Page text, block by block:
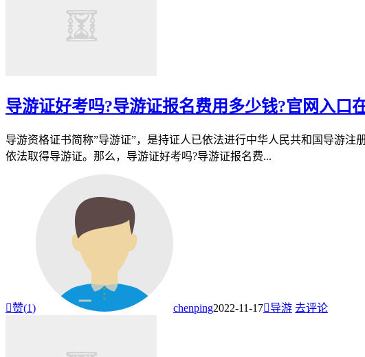
导游证好考吗?导游证报名费用多少钱?官网入口
导游资格证书简称”导游证”，是持证人已依法进行中华人民共和国导游
依法取得导游证。那么，导游证好考吗?导游证报名费...
赞(1) chenping2022-11-17导游 去评论